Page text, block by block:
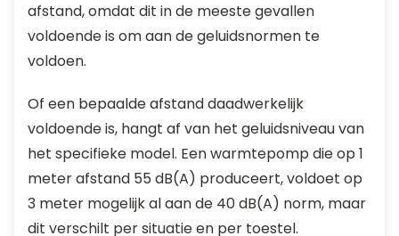
afstand, omdat dit in de meeste gevallen
voldoende is om aan de geluidsnormen te
voldoen.
Of een bepaalde afstand daadwerkelijk
voldoende is, hangt af van het geluidsniveau van
het specifieke model. Een warmtepomp die op 1
meter afstand 55 dB(A) produceert, voldoet op
3 meter mogelijk al aan de 40 dB(A) norm, maar
dit verschilt per situatie en per toestel.